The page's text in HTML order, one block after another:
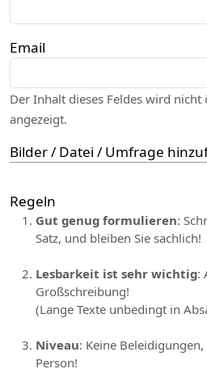
Email
Der Inhalt dieses Feldes wird
angezeigt.
Bilder / Datei / Umfrage
Regeln
Gut genug formulieren:
Satz, und bleiben Sie sachlich!
Lesbarkeit ist sehr wichtig:
Großschreibung!
(Lange Texte unbedingt in
Niveau: Keine
Person!